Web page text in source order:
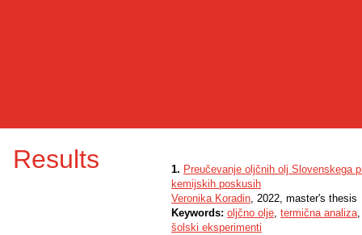
Results 1. Preučevanje oljčnih olj Slovenskega
kemijskih poskusih
Veronika Koradin, 2022, master's thesis
Keywords: oljčno olje, termična analiza
šolski eksperimenti